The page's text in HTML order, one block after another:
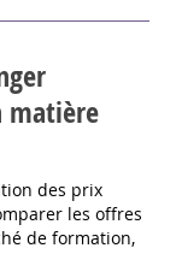
matière
des prix
les offres
de formation,